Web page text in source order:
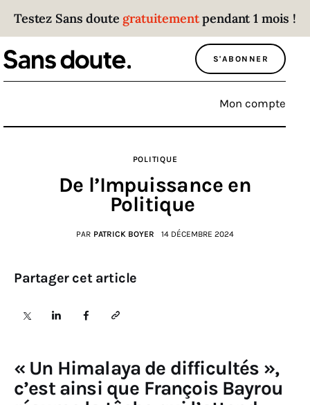
Testez Sans doute gratuitementpendant 1 mois !
S'ABONNER
Mon compte
Sans doute
Parce que plus personne n’écoute les gens
qui ont des choses à dire.
Politique
Idées
POLITIQUE
De l’Impuissance en
Politique
PAR PATRICK BOYER 14 DÉCEMBRE 2024
Partager cet article
« Un Himalaya de difficultés »,
c’est ainsi que François Bayrou